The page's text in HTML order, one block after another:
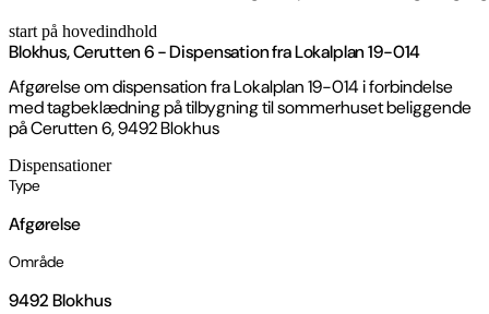
start på hovedindhold
Blokhus, Cerutten 6 - Dispensation fra Lokalplan 19-014
Afgørelse om dispensation fra Lokalplan 19-014 i forbindelse
med tagbeklædning på tilbygning til sommerhuset beliggende
på Cerutten 6, 9492 Blokhus
senest opdateret 21. maj 2026
Dispensationer
Type
Afgørelse
Område
9492 Blokhus